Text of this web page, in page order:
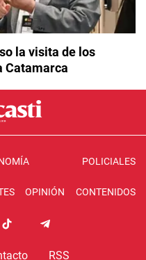
la visita de los
Catamarca
POLICIALES
OPINIÓN CONTENIDOS
RSS